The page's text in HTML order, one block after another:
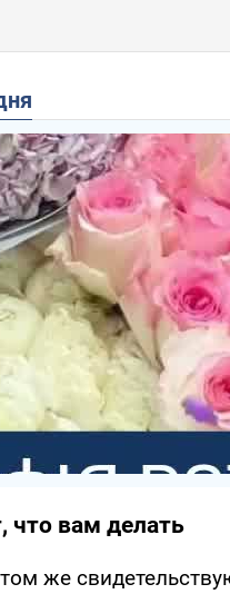
что вам делать
же